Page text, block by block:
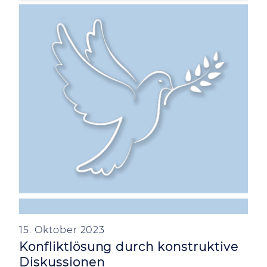
15. Oktober 2023
Konfliktlösung durch konstruktive
Diskussionen